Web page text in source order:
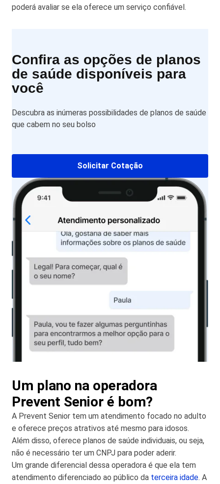
poderá avaliar se ela oferece um serviço confiável.
Confira as opções de planos
de saúde disponíveis para
você
Descubra as inúmeras possibilidades de planos de saúde
que cabem no seu bolso
Solicitar Cotação
Um plano na operadora
Prevent Senior é bom?
A Prevent Senior tem um atendimento focado no adulto
e oferece preços atrativos até mesmo para idosos.
Além disso, oferece planos de saúde individuais, ou seja,
não é necessário ter um CNPJ para poder aderir.
Um grande diferencial dessa operadora é que ela tem
atendimento diferenciado ao público da terceira idade. A